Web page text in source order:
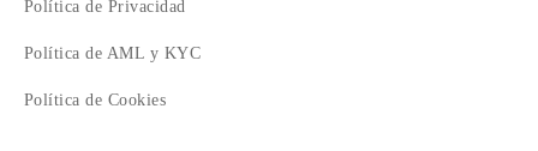
Política de Privacidad
Política de AML y KYC
Política de Cookies